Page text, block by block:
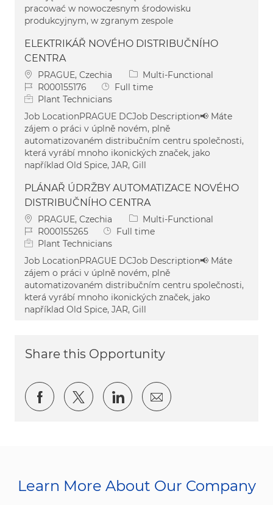
pracować w nowoczesnym środowisku
produkcyjnym, w zgranym zespole
ELEKTRIKÁŘ NOVÉHO DISTRIBUČNÍHO
CENTRA
Location
PRAGUE, Czechia Category
Multi-Functional
Job IdR000155176 Job Type
Full time
Plant Technicians
Job LocationPRAGUE DCJob Description📢 Máte
zájem o práci v úplně novém, plně
automatizovaném distribučním centru společnosti,
která vyrábí mnoho ikonických značek, jako
například Old Spice, JAR, Gill
PLÁNAŘ ÚDRŽBY AUTOMATIZACE NOVÉHO
DISTRIBUČNÍHO CENTRA
Location
PRAGUE, Czechia Category
Multi-Functional
Job IdR000155265 Job Type
Full time
Plant Technicians
Job LocationPRAGUE DCJob Description📢 Máte
zájem o práci v úplně novém, plně
automatizovaném distribučním centru společnosti,
která vyrábí mnoho ikonických značek, jako
například Old Spice, JAR, Gill
Share this Opportunity
Share via Facebook
Share via twitter
Share via LinkedIn
Share via email
Learn More About Our Company